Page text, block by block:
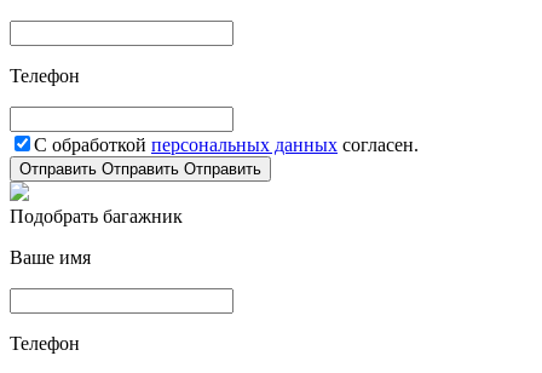
Телефон
С обработкой персональных данных согласен.
Отправить Отправить Отправить
Подобрать багажник
Ваше имя
Телефон